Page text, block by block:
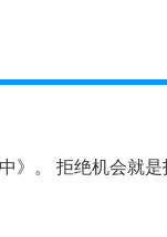
。 拒绝机会就是